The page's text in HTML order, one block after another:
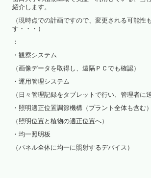
紹介します。
（現時点での計画ですので、変更される可能性
す・・・）
：
・観察システム
（画像データを取得し、遠隔ＰＣでも確認）
・運用管理システム
（日々管理記録をタブレットで行い、管理者に送
・照明適正位置調節機構（プラント全体も含む）
（照明位置と植物の適正位置へ）
・均一照明板
（パネル全体に均一に照射するデバイス）